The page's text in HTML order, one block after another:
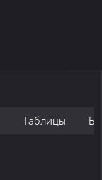
Таблицы